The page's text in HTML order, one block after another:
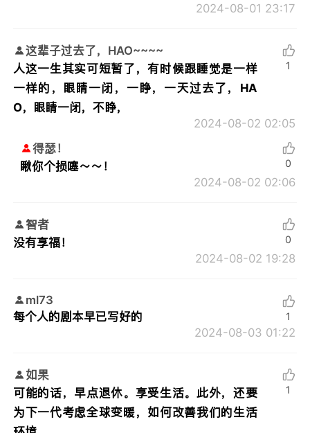
2024-08-01 23:17
这辈子过去了，HAO~~~~
人这一生其实可短暂了，有时候跟睡觉是一样
一样的，眼睛一闭，一睁，一天过去了，HA
O，眼睛一闭，不睁，
2024-08-02 02:05
1
得瑟！
瞅你个损噻～～！
2024-08-02 02:06
0
智者
没有享福！
2024-08-02 19:28
0
ml73
每个人的剧本早已写好的
2024-08-03 01:22
1
如果
可能的话，早点退休。享受生活。此外，还要
为下一代考虑全球变暖，如何改善我们的生活
1